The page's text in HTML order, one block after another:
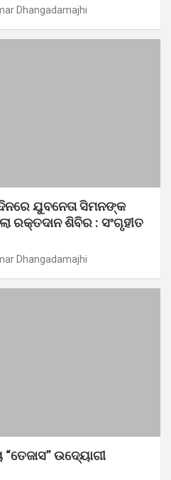
Dhangadamajhi
ଯୁବନେତା ସିମନଙ୍କ
ରକ୍ତଦାନ ଶିବିର : ସଂଗୃହୀତ
Dhangadamajhi
ଉଦ୍ୟୋଗୀ